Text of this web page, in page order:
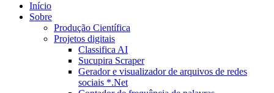
Início
Sobre
Produção Científica
Projetos digitais
Classifica AI
Sucupira Scraper
Gerador e visualizador de arquivos de redes
sociais *.Net